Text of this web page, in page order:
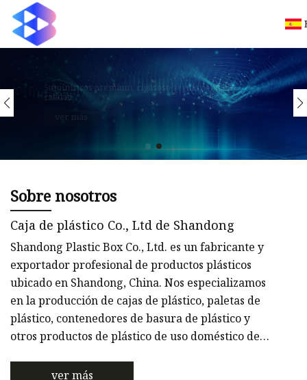
Suministros premium, riguroso seguimiento de
calidad.
Sobre nosotros
Caja de plástico Co., Ltd de Shandong
Shandong Plastic Box Co., Ltd. es un fabricante y
exportador profesional de productos plásticos
ubicado en Shandong, China. Nos especializamos
en la producción de cajas de plástico, paletas de
plástico, contenedores de basura de plástico y
otros productos de plástico de uso doméstico de
el mundo y se pueden personalizar para satisfacer
ver más